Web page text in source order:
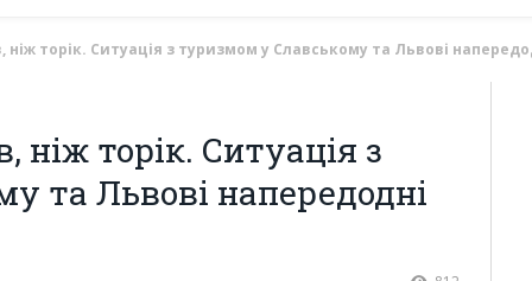
ніж торік. Ситуація з туризмом у Славському та Львові
ніж торік. Ситуація з
та Львові напередодні